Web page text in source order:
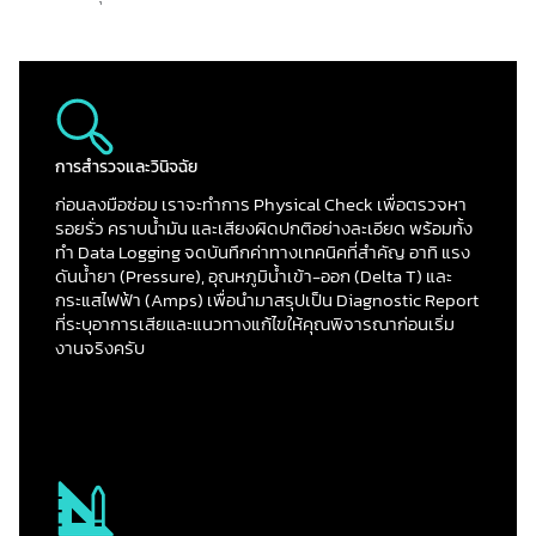
การสำรวจและวินิจฉัย
ก่อนลงมือซ่อม เราจะทำการ Physical Check เพื่อตรวจหา
รอยรั่ว คราบน้ำมัน และเสียงผิดปกติอย่างละเอียด พร้อมทั้ง
ทำ Data Logging จดบันทึกค่าทางเทคนิคที่สำคัญ อาทิ แรง
ดันน้ำยา (Pressure), อุณหภูมิน้ำเข้า-ออก (Delta T) และ
กระแสไฟฟ้า (Amps) เพื่อนำมาสรุปเป็น Diagnostic Report
ที่ระบุอาการเสียและแนวทางแก้ไขให้คุณพิจารณาก่อนเริ่ม
งานจริงครับ